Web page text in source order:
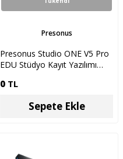
Presonus
Presonus Studio ONE V5 Pro
EDU Stüdyo Kayıt Yazılımı
0 TL
Sepete Ekle